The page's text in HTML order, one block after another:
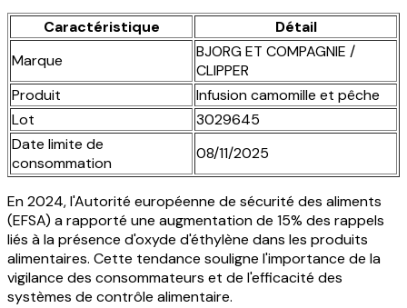
Caractéristique
Détail
Marque
BJORG ET COMPAGNIE /
CLIPPER
Produit
Infusion camomille et pêche
Lot
3029645
Date limite de
consommation
08/11/2025
En 2024, l'Autorité européenne de sécurité des aliments
(EFSA) a rapporté une augmentation de 15% des rappels
liés à la présence d'oxyde d'éthylène dans les produits
alimentaires. Cette tendance souligne l'importance de la
vigilance des consommateurs et de l'efficacité des
systèmes de contrôle alimentaire.